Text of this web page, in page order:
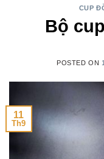
CUP
Bộ
POSTED ON
11
Th9